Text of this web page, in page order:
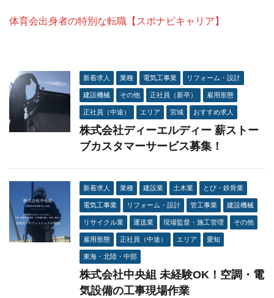
体育会出身者の特別な転職【スポナビキャリア】
新着求人 業種 電気工事業 リフォーム・設計
建設機械 その他 正社員（新卒） 雇用形態
正社員（中途） エリア 宮城 おすすめ求人
株式会社ディーエルディー 薪ストー
ブカスタマーサービス募集！
新着求人 業種 建設業 土木業 とび・鉄骨業
電気工事業 リフォーム・設計 管工事業 建設機械
リサイクル業 運送業 現場監督・施工管理 その他
雇用形態 正社員（中途） エリア 愛知
東海・北陸・中部
株式会社中央組 未経験OK！空調・電
気設備の工事現場作業